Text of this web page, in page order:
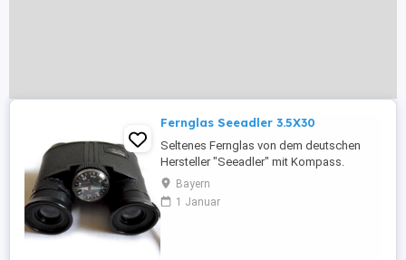
Fernglas Seeadler 3.5X30
Seltenes Fernglas von dem deutschen
Hersteller "Seeadler" mit Kompass.
Modell: Jägermeister EOC. Das Fernglas
befindet sich in einem guten gebrauchten
Zustand. Voll funktionsfähig.
Bayern
1 Januar